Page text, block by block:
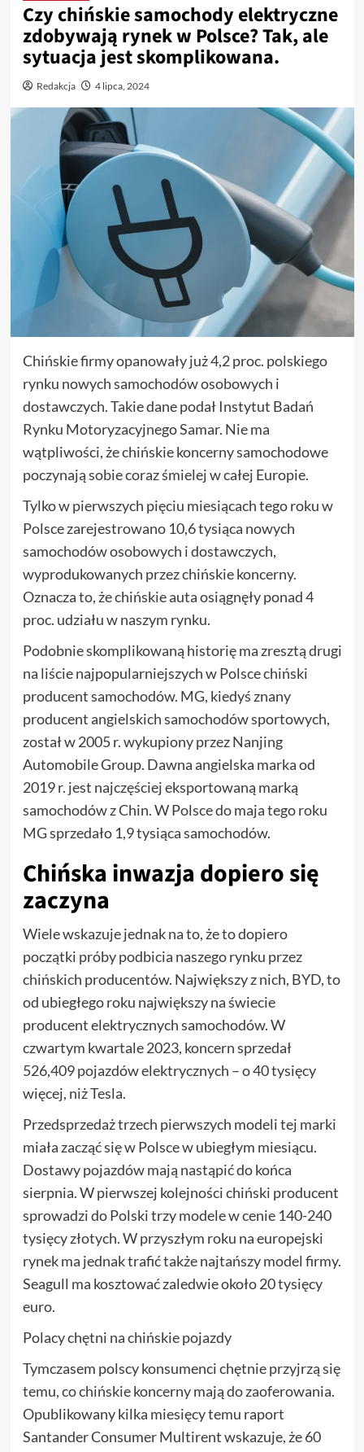
Czy chińskie samochody elektryczne
zdobywają rynek w Polsce? Tak, ale
sytuacja jest skomplikowana.
Redakcja 4 lipca, 2024
Chińskie firmy opanowały już 4,2 proc. polskiego
rynku nowych samochodów osobowych i
dostawczych. Takie dane podał Instytut Badań
Rynku Motoryzacyjnego Samar. Nie ma
wątpliwości, że chińskie koncerny samochodowe
poczynają sobie coraz śmielej w całej Europie.
Tylko w pierwszych pięciu miesiącach tego roku w
Polsce zarejestrowano 10,6 tysiąca nowych
samochodów osobowych i dostawczych,
wyprodukowanych przez chińskie koncerny.
Oznacza to, że chińskie auta osiągnęły ponad 4
proc. udziału w naszym rynku.
Podobnie skomplikowaną historię ma zresztą drugi
na liście najpopularniejszych w Polsce chiński
producent samochodów. MG, kiedyś znany
producent angielskich samochodów sportowych,
został w 2005 r. wykupiony przez Nanjing
Automobile Group. Dawna angielska marka od
2019 r. jest najczęściej eksportowaną marką
samochodów z Chin. W Polsce do maja tego roku
MG sprzedało 1,9 tysiąca samochodów.
Chińska inwazja dopiero się
zaczyna
Wiele wskazuje jednak na to, że to dopiero
początki próby podbicia naszego rynku przez
chińskich producentów. Największy z nich, BYD, to
od ubiegłego roku największy na świecie
producent elektrycznych samochodów. W
czwartym kwartale 2023, koncern sprzedał
526,409 pojazdów elektrycznych – o 40 tysięcy
więcej, niż Tesla.
Przedsprzedaż trzech pierwszych modeli tej marki
miała zacząć się w Polsce w ubiegłym miesiącu.
Dostawy pojazdów mają nastąpić do końca
sierpnia. W pierwszej kolejności chiński producent
sprowadzi do Polski trzy modele w cenie 140-240
tysięcy złotych. W przyszłym roku na europejski
rynek ma jednak trafić także najtańszy model firmy.
Seagull ma kosztować zaledwie około 20 tysięcy
euro.
Polacy chętni na chińskie pojazdy
Tymczasem polscy konsumenci chętnie przyjrzą się
temu, co chińskie koncerny mają do zaoferowania.
Opublikowany kilka miesięcy temu raport
Santander Consumer Multirent wskazuje, że 60